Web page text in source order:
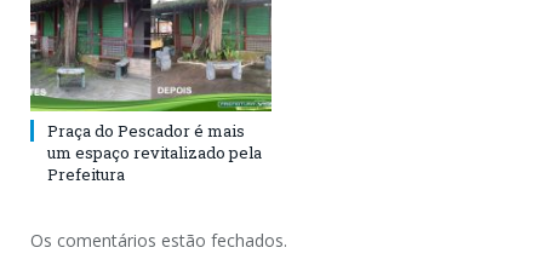
Praça do Pescador é mais
um espaço revitalizado pela
Prefeitura
Os comentários estão fechados.